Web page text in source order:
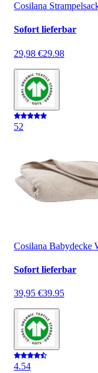
Cosilana
Sofort lieferbar
29,98 €29.98
52
Cosilana Babydecke
Sofort lieferbar
39,95 €39.95
4.54